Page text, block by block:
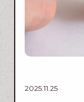
2025.11.25